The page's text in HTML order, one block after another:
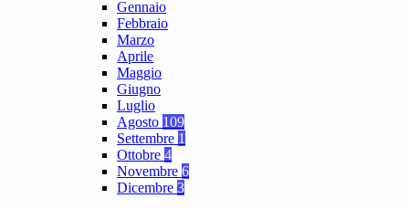
Gennaio
Febbraio
Marzo
Aprile
Maggio
Giugno
Luglio
Agosto 109
Settembre 1
Ottobre 4
Novembre 6
Dicembre 3